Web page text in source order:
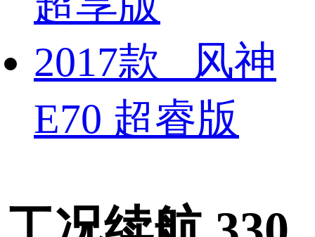
2017款 风神
E70 超睿版